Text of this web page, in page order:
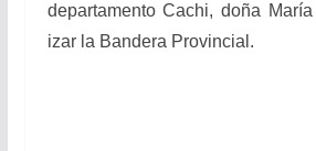
departamento Cachi, doña
izar la Bandera Provincial.